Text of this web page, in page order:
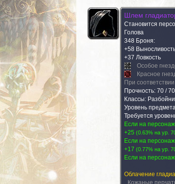
Шлем
Становится
Голова
348 Броня:
+58
+37 Ловкость
Особое
Красное
При
Прочность: 70 / 70
Классы:
Уровень
Требуется
Если на
+25 (0.63% на yp.
Если на
+17 (0.77% на yp.
Если на
Облачение
Кожаные